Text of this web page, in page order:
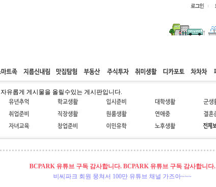
웹호스팅 공동구매 고객센터
자유롭게 게시물을 올릴수있는 게시판입니다.
BCPARK 유튜브 구독 감사합니다. BCPARK 유튜브 구독 감사합니다.
비씨파크 회원 뭉쳐서 100만 유튜브 채널 가즈아~~~